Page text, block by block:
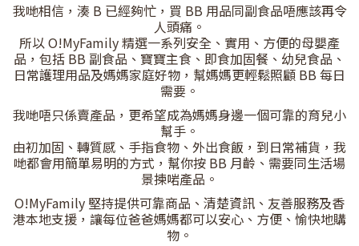
我哋相信，湊 B 已經夠忙，買 BB 用品同副食品唔應該再令
人頭痛。
所以 O!MyFamily 精選一系列安全、實用、方便的母嬰產
品，包括 BB 副食品、寶寶主食、即食加固餐、幼兒食品、
日常護理用品及媽媽家庭好物，幫媽媽更輕鬆照顧 BB 每日
需要。
我哋唔只係賣產品，更希望成為媽媽身邊一個可靠的育兒小
幫手。
由初加固、轉質感、手指食物、外出食飯，到日常補貨，我
哋都會用簡單易明的方式，幫你按 BB 月齡、需要同生活場
景揀啱產品。
O!MyFamily 堅持提供可靠商品、清楚資訊、友善服務及香
港本地支援，讓每位爸爸媽媽都可以安心、方便、愉快地購
物。